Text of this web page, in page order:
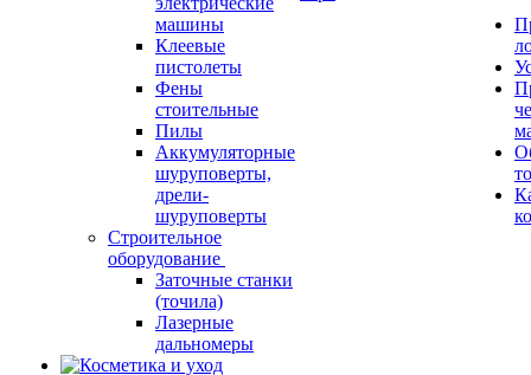
машины
Клеевые
пистолеты
Фены
стоительные
Пилы
Аккумуляторные
шуруповерты,
дрели-
шуруповерты
Строительное
оборудование
Заточные станки
(точила)
Лазерные
дальномеры